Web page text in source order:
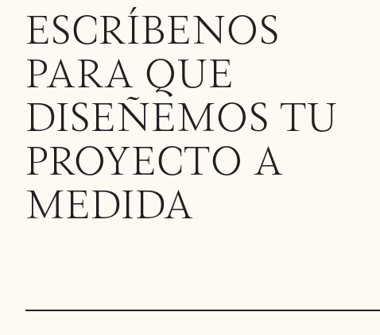
ESCRÍBENOS
PARA QUE
DISEÑEMOS TU
PROYECTO A
MEDIDA